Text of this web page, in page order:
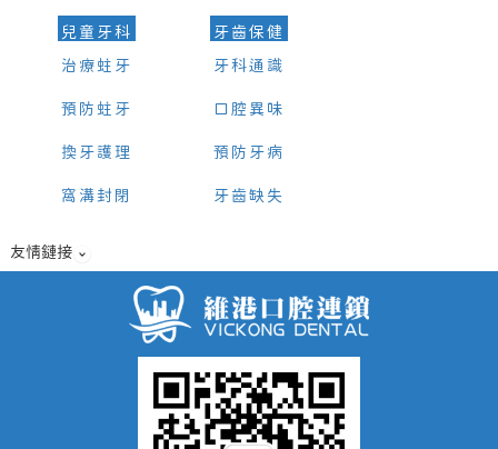
兒童牙科
治療蛀牙
預防蛀牙
換牙護理
窩溝封閉
牙齒保健
牙科通識
口腔異味
預防牙病
牙齒缺失
友情鏈接